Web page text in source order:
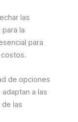
las
la
para
de opciones
a las
las